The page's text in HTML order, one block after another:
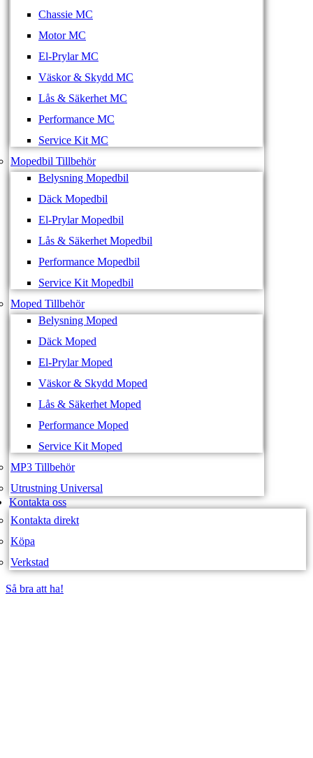
Chassie MC
Motor MC
El-Prylar MC
Väskor & Skydd MC
Lås & Säkerhet MC
Performance MC
Service Kit MC
Mopedbil Tillbehör
Belysning Mopedbil
Däck Mopedbil
El-Prylar Mopedbil
Lås & Säkerhet Mopedbil
Performance Mopedbil
Service Kit Mopedbil
Moped Tillbehör
Belysning Moped
Däck Moped
El-Prylar Moped
Väskor & Skydd Moped
Lås & Säkerhet Moped
Performance Moped
Service Kit Moped
MP3 Tillbehör
Utrustning Universal
Kontakta oss
Kontakta direkt
Köpa
Verkstad
Så bra att ha!